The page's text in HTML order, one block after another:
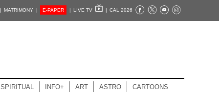
MATRIMONY | E-PAPER | LIVE TV | CAL 2026
SPIRITUAL INFO+ ART ASTRO CARTOONS